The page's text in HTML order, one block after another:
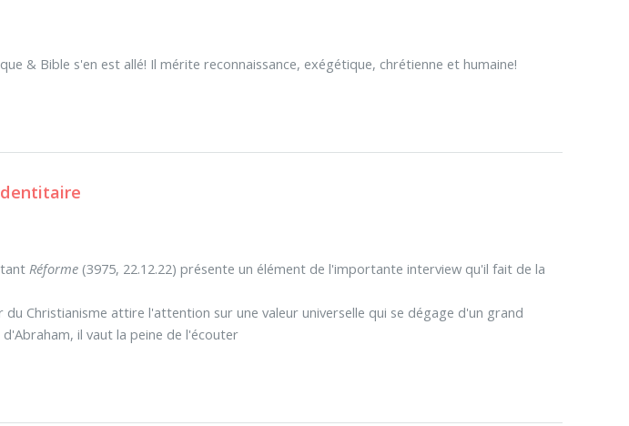
& Bible s'en est allé! Il mérite reconnaissance, exégétique, chrétienne et humaine!
Réforme (3975, 22.12.22) présente un élément de l'importante interview qu'il fait de la
Christianisme attire l'attention sur une valeur universelle qui se dégage d'un grand
il vaut la peine de l'écouter